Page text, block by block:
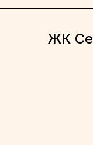
ЖК